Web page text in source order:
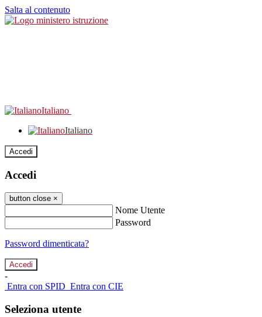
Salta al contenuto
Italiano
Italiano
Accedi
Accedi
button close ×
Nome Utente
Password
Password dimenticata?
-
Entra con SPID Entra con CIE
Seleziona utente